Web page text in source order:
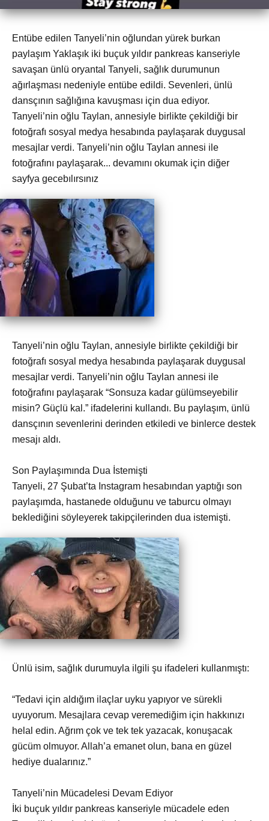
Entübe edilen Tanyeli’nin oğlundan yürek burkan
paylaşım Yaklaşık iki buçuk yıldır pankreas kanseriyle
savaşan ünlü oryantal Tanyeli, sağlık durumunun
ağırlaşması nedeniyle entübe edildi. Sevenleri, ünlü
dansçının sağlığına kavuşması için dua ediyor.
Tanyeli’nin oğlu Taylan, annesiyle birlikte çekildiği bir
fotoğrafı sosyal medya hesabında paylaşarak duygusal
mesajlar verdi. Tanyeli’nin oğlu Taylan annesi ile
fotoğrafını paylaşarak... devamını okumak için diğer
sayfya gecebılırsınız
Tanyeli’nin oğlu Taylan, annesiyle birlikte çekildiği bir
fotoğrafı sosyal medya hesabında paylaşarak duygusal
mesajlar verdi. Tanyeli’nin oğlu Taylan annesi ile
fotoğrafını paylaşarak “Sonsuza kadar gülümseyebilir
misin? Güçlü kal.” ifadelerini kullandı. Bu paylaşım, ünlü
dansçının sevenlerini derinden etkiledi ve binlerce destek
mesajı aldı.
Son Paylaşımında Dua İstemişti
Tanyeli, 27 Şubat’ta Instagram hesabından yaptığı son
paylaşımda, hastanede olduğunu ve taburcu olmayı
beklediğini söyleyerek takipçilerinden dua istemişti.
Ünlü isim, sağlık durumuyla ilgili şu ifadeleri kullanmıştı:
“Tedavi için aldığım ilaçlar uyku yapıyor ve sürekli
uyuyorum. Mesajlara cevap veremediğim için hakkınızı
helal edin. Ağrım çok ve tek tek yazacak, konuşacak
gücüm olmuyor. Allah’a emanet olun, bana en güzel
hediye dualarınız.”
Tanyeli’nin Mücadelesi Devam Ediyor
İki buçuk yıldır pankreas kanseriyle mücadele eden